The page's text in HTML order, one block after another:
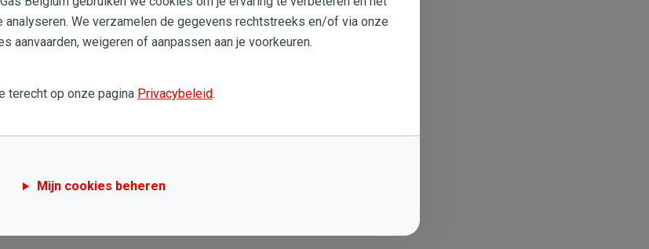
syndicus. In dit geval hebben we de
aanhangsel waarin deze wijziging wordt
analyseren. We verzamelen de gegevens rechtstreeks en/of via onze
aanvaarden, weigeren of aanpassen aan je voorkeuren.
terecht op onze pagina Privacybeleid.
Mijn cookies beheren